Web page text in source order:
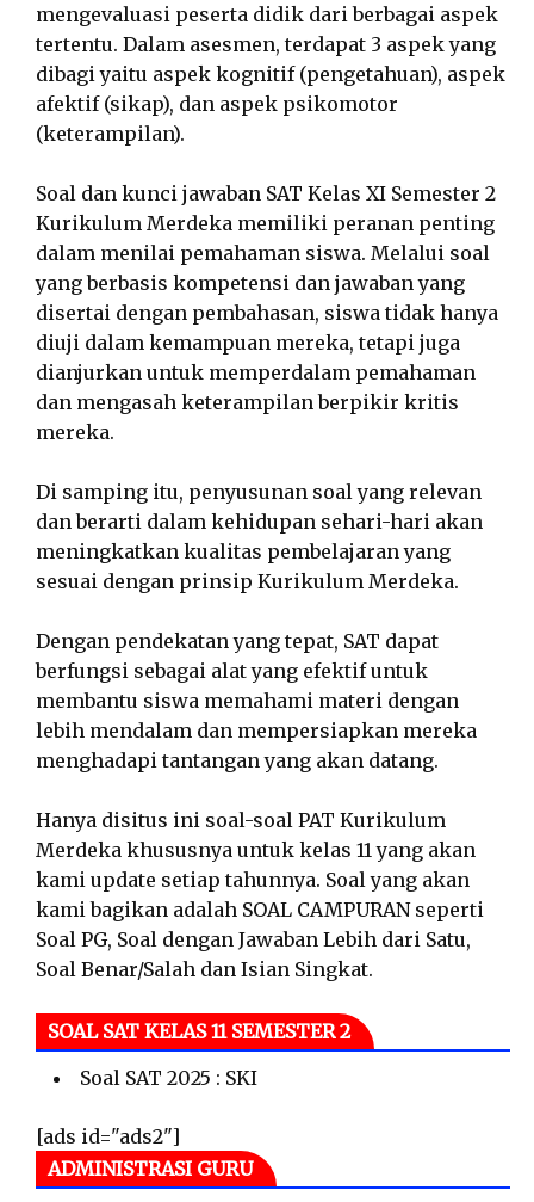
mengevaluasi peserta didik dari berbagai aspek
tertentu. Dalam asesmen, terdapat 3 aspek yang
dibagi yaitu aspek kognitif (pengetahuan), aspek
afektif (sikap), dan aspek psikomotor
(keterampilan).
Soal dan kunci jawaban SAT Kelas XI Semester 2
Kurikulum Merdeka memiliki peranan penting
dalam menilai pemahaman siswa. Melalui soal
yang berbasis kompetensi dan jawaban yang
disertai dengan pembahasan, siswa tidak hanya
diuji dalam kemampuan mereka, tetapi juga
dianjurkan untuk memperdalam pemahaman
dan mengasah keterampilan berpikir kritis
mereka.
Di samping itu, penyusunan soal yang relevan
dan berarti dalam kehidupan sehari-hari akan
meningkatkan kualitas pembelajaran yang
sesuai dengan prinsip Kurikulum Merdeka.
Dengan pendekatan yang tepat, SAT dapat
berfungsi sebagai alat yang efektif untuk
membantu siswa memahami materi dengan
lebih mendalam dan mempersiapkan mereka
menghadapi tantangan yang akan datang.
Hanya disitus ini soal-soal PAT Kurikulum
Merdeka khususnya untuk kelas 11 yang akan
kami update setiap tahunnya. Soal yang akan
kami bagikan adalah SOAL CAMPURAN seperti
Soal PG, Soal dengan Jawaban Lebih dari Satu,
Soal Benar/Salah dan Isian Singkat.
SOAL SAT KELAS 11 SEMESTER 2
Soal SAT 2025 : SKI
[ads id="ads2"]
ADMINISTRASI GURU